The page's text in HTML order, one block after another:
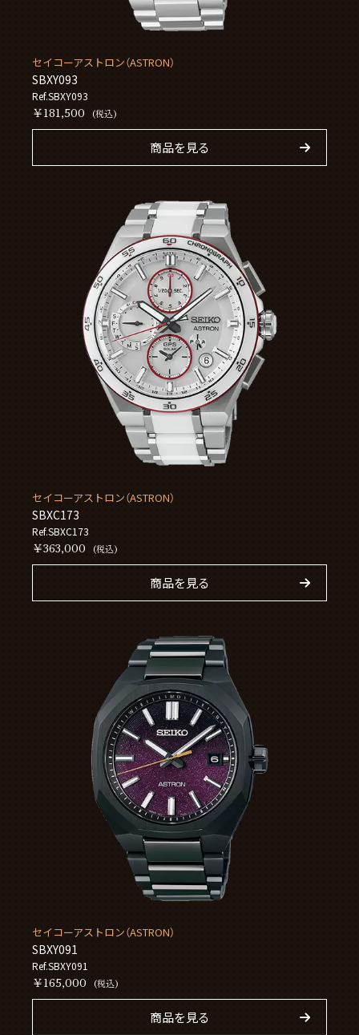
セイコーアストロン（ASTRON）
SBXY093
Ref.SBXY093
￥181,500 (税込)
商品を見る
セイコーアストロン（ASTRON）
SBXC173
Ref.SBXC173
￥363,000 (税込)
商品を見る
セイコーアストロン（ASTRON）
SBXY091
Ref.SBXY091
￥165,000 (税込)
商品を見る